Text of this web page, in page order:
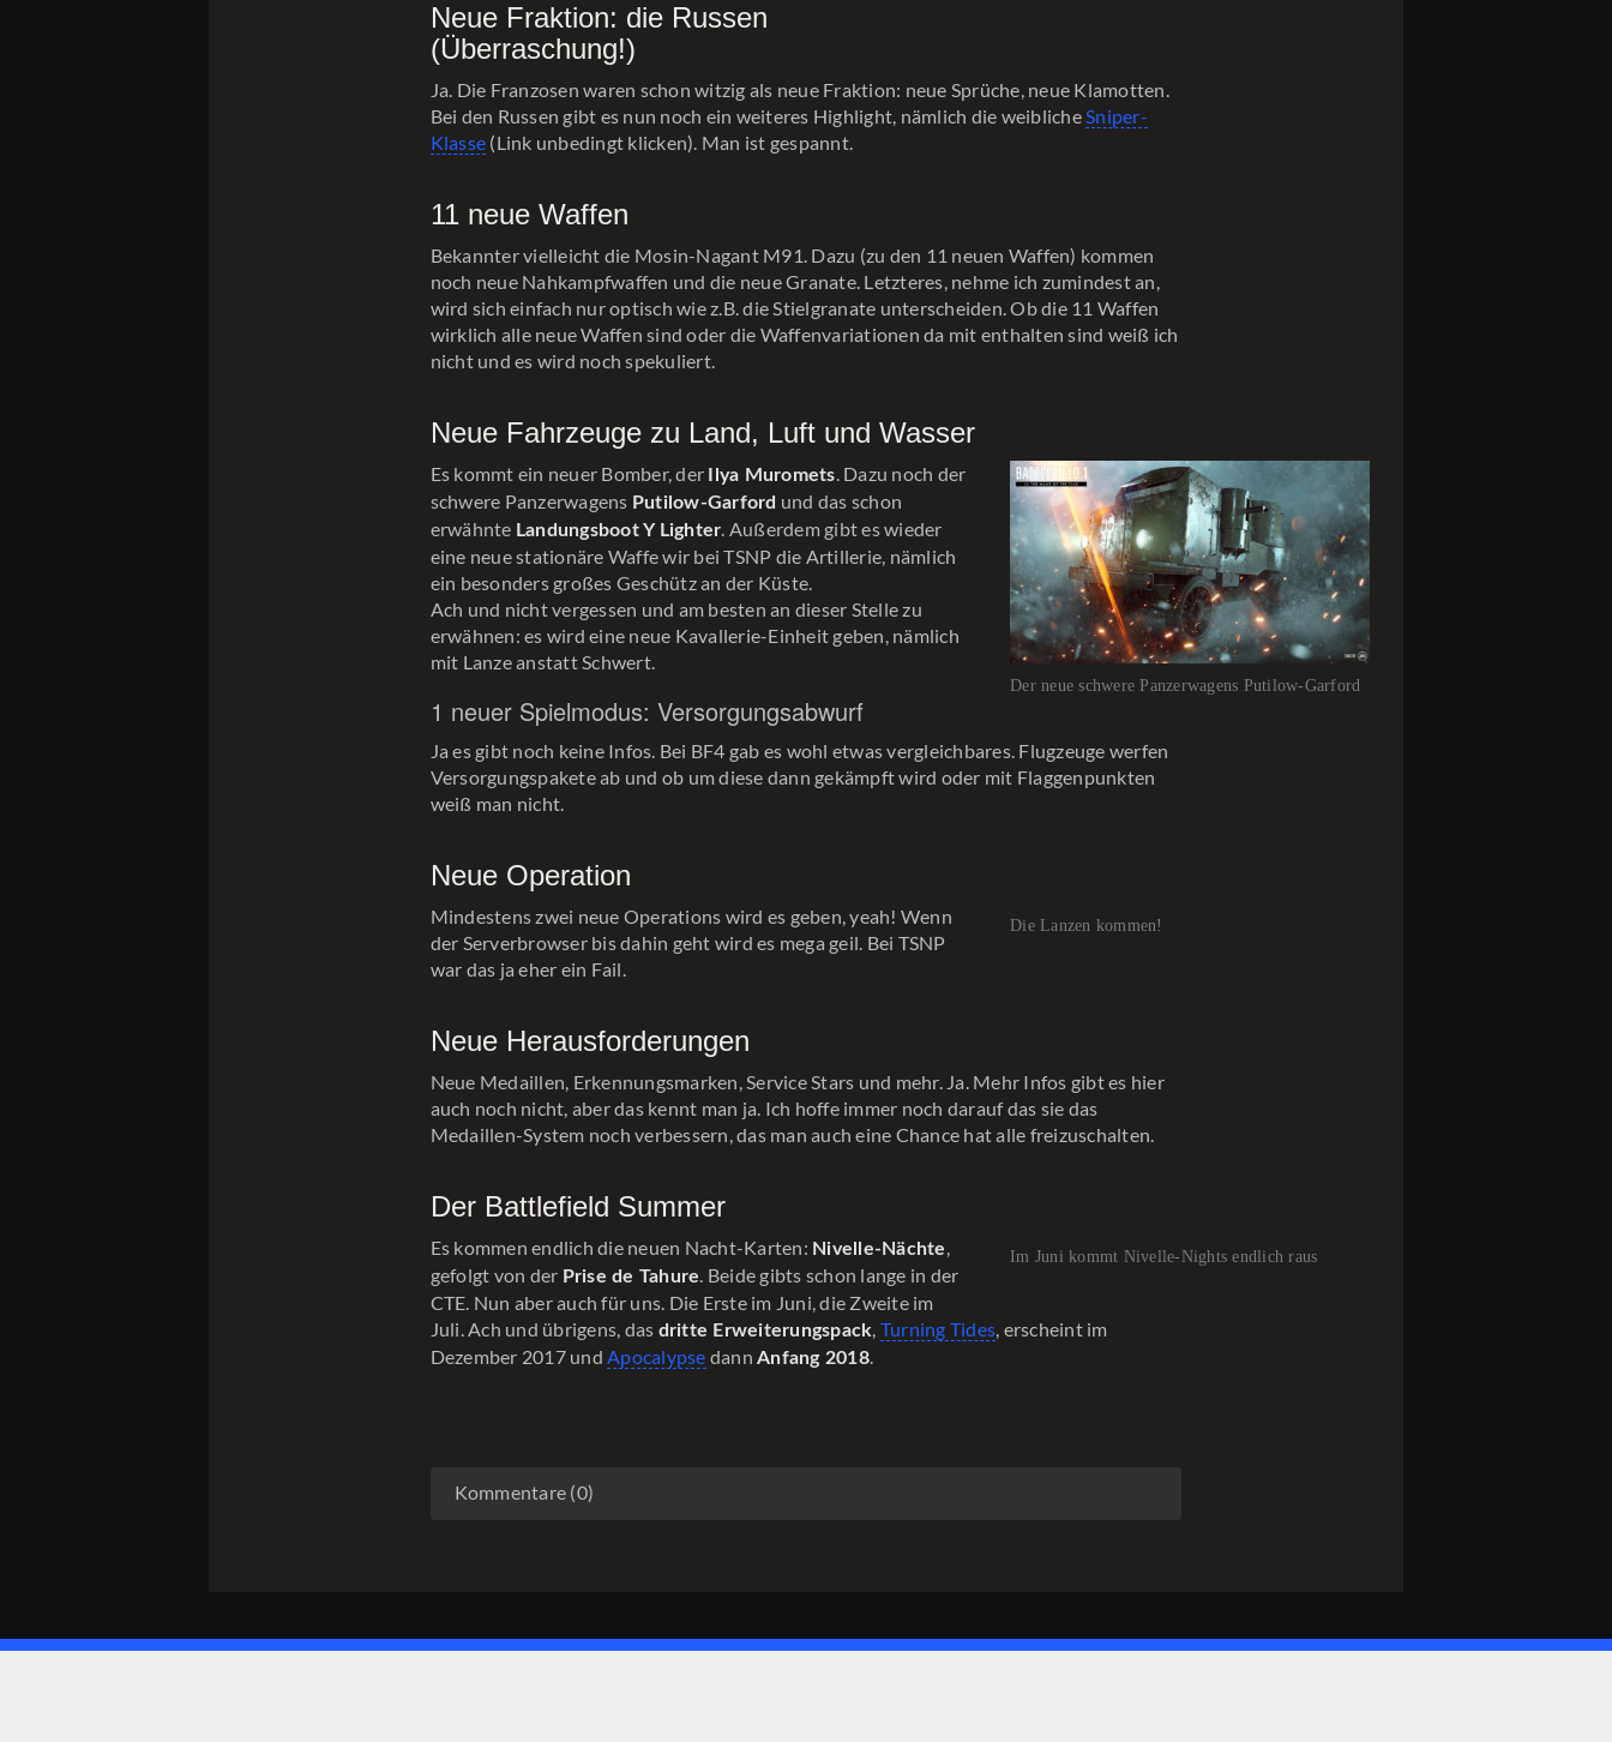
Neue Fraktion: die Russen
(Überraschung!)
Ja. Die Franzosen waren schon witzig als neue Fraktion: neue Sprüche, neue Klamotten.
Bei den Russen gibt es nun noch ein weiteres Highlight, nämlich die weiblicheSniper-
Klasse (Link unbedingt klicken). Man ist gespannt.
11 neue Waffen
Bekannter vielleicht die Mosin-Nagant M91. Dazu (zu den 11 neuen Waffen) kommen
noch neue Nahkampfwaffen und die neue Granate. Letzteres, nehme ich zumindest an,
wird sich einfach nur optisch wie z.B. die Stielgranate unterscheiden. Ob die 11 Waffen
wirklich alle neue Waffen sind oder die Waffenvariationen da mit enthalten sind weiß ich
nicht und es wird noch spekuliert.
Neue Fahrzeuge zu Land, Luft und Wasser
Der neue schwere Panzerwagens Putilow-Garford
Es kommt ein neuer Bomber, der Ilya Muromets. Dazu noch der
schwere Panzerwagens Putilow-Garford und das schon
erwähnte Landungsboot Y Lighter. Außerdem gibt es wieder
eine neue stationäre Waffe wir bei TSNP die Artillerie, nämlich
ein besonders großes Geschütz an der Küste.
Ach und nicht vergessen und am besten an dieser Stelle zu
erwähnen: es wird eine neue Kavallerie-Einheit geben, nämlich
mit Lanze anstatt Schwert.
1 neuer Spielmodus: Versorgungsabwurf
Ja es gibt noch keine Infos. Bei BF4 gab es wohl etwas vergleichbares. Flugzeuge werfen
Versorgungspakete ab und ob um diese dann gekämpft wird oder mit Flaggenpunkten
weiß man nicht.
Neue Operation
Die Lanzen kommen!
Mindestens zwei neue Operations wird es geben, yeah! Wenn
der Serverbrowser bis dahin geht wird es mega geil. Bei TSNP
war das ja eher ein Fail.
Neue Herausforderungen
Neue Medaillen, Erkennungsmarken, Service Stars und mehr. Ja. Mehr Infos gibt es hier
auch noch nicht, aber das kennt man ja. Ich hoffe immer noch darauf das sie das
Medaillen-System noch verbessern, das man auch eine Chance hat alle freizuschalten.
Der Battlefield Summer
Im Juni kommt Nivelle-Nights endlich raus
Es kommen endlich die neuen Nacht-Karten: Nivelle-Nächte,
gefolgt von der Prise de Tahure. Beide gibts schon lange in der
CTE. Nun aber auch für uns. Die Erste im Juni, die Zweite im
Juli. Ach und übrigens, das dritte Erweiterungspack, Turning Tides, erscheint im
Dezember 2017 undApocalypse dannAnfang 2018.
Kommentare (0)